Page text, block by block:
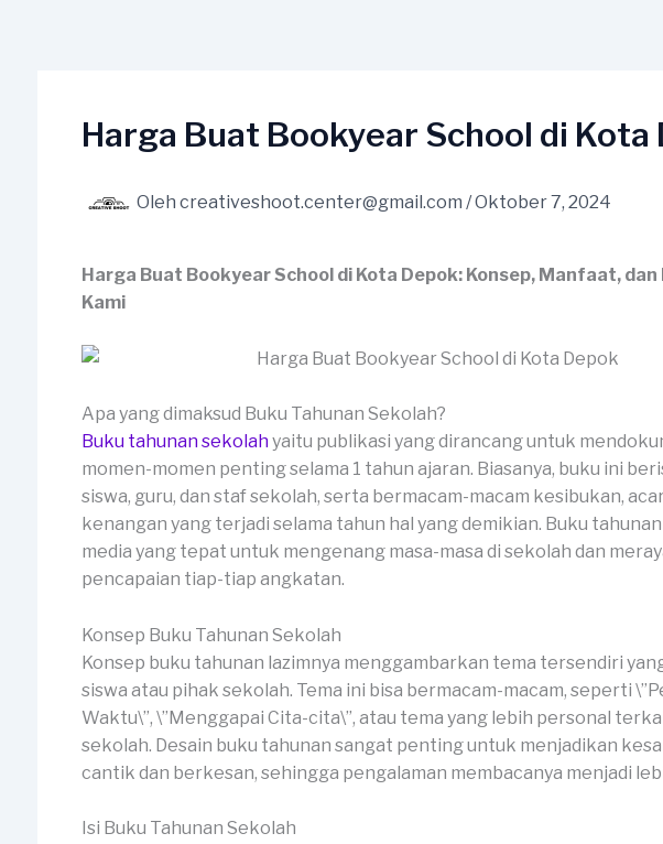
Harga Buat Bookyear School di Kota
Oleh creativeshoot.center@gmail.com /Oktober 7, 2024
Harga Buat Bookyear School di Kota Depok: Konsep, Manfaat, dan
Kami
Apa yang dimaksud Buku Tahunan Sekolah?
Buku tahunan sekolahyaitu publikasi yang dirancang untuk
momen-momen penting selama 1 tahun ajaran. Biasanya, buku ini
siswa, guru, dan staf sekolah, serta bermacam-macam kesibukan,
kenangan yang terjadi selama tahun hal yang demikian. Buku
media yang tepat untuk mengenang masa-masa di sekolah dan
pencapaian tiap-tiap angkatan.
Konsep Buku Tahunan Sekolah
Konsep buku tahunan lazimnya menggambarkan tema tersendiri
siswa atau pihak sekolah. Tema ini bisa bermacam-macam, seperti
Waktu\”, \”Menggapai Cita-cita\”, atau tema yang lebih personal
sekolah. Desain buku tahunan sangat penting untuk menjadikan
cantik dan berkesan, sehingga pengalaman membacanya menjadi
Isi Buku Tahunan Sekolah